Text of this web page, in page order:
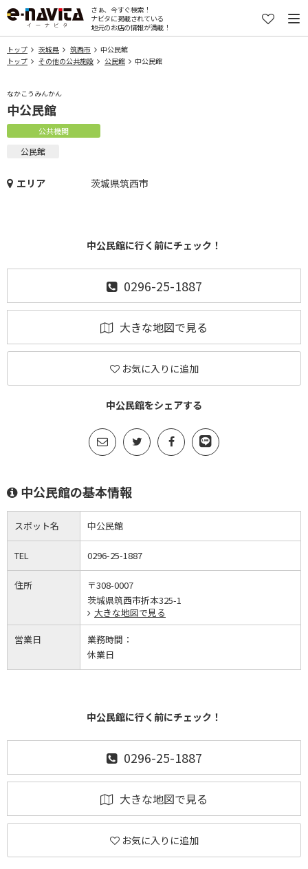
さぁ、今すぐ検索！
ナビタに掲載されている
地元のお店の情報が満載！
トップ 茨城県 筑西市
中公民館
トップ
その他の公共施設 公民館 中公民館
なかこうみんかん
中公民館
公共機関
公民館
エリア 茨城県筑西市
中公民館に行く前にチェック！
0296-25-1887
大きな地図で見る
お気に入りに追加
中公民館をシェアする
中公民館の基本情報
スポット名 中公民館
TEL 0296-25-1887
住所
〒308-0007
茨城県筑西市折本325-1
大きな地図で見る
営業日
業務時間：
休業日
中公民館に行く前にチェック！
0296-25-1887
大きな地図で見る
お気に入りに追加